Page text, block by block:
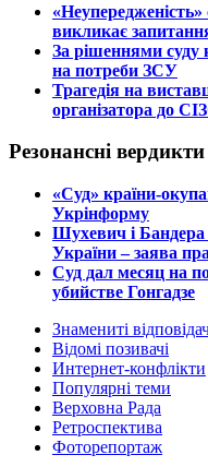
викликає
​За рішеннями суду
на потреби ЗСУ
​Трагедія на
організатора до
Резонансні вердикти
​«Суд» країни-
Укрінформу
Шухевич і
України – заява
Суд дал месяц на
убийстве Гонгадзе
Знамениті
Відомі позивачі
Интернет-конфлікти
Популярні теми
Верховна Рада
Ретроспектива
Фоторепортаж